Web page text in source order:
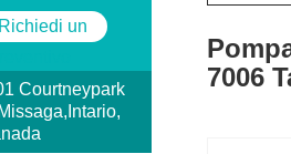
Richiedi un
Courtneypark
7006